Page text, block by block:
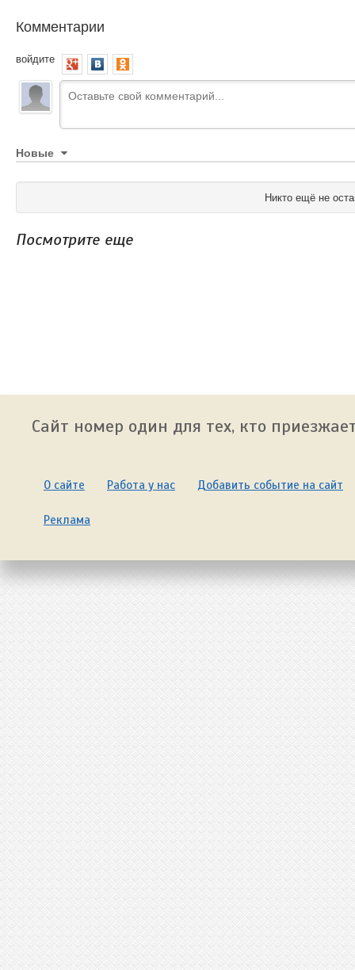
Комментарии
войдите
Новые
Никто ещё не
Посмотрите еще
Сайт номер один для тех, кто
О сайте Работа у нас Добавить событие на сайт
Реклама